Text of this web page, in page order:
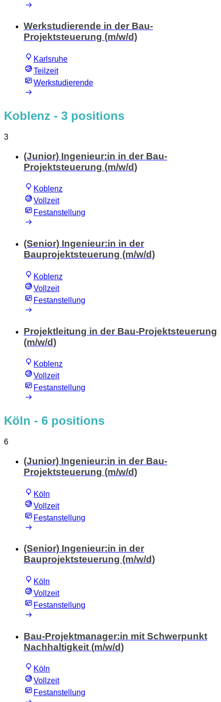
Werkstudierende in der Bau-
Projektsteuerung (m/w/d)
Karlsruhe
Teilzeit
Werkstudierende
Koblenz - 3 positions
3
(Junior) Ingenieur:in in der Bau-
Projektsteuerung (m/w/d)
Koblenz
Vollzeit
Festanstellung
(Senior) Ingenieur:in in der
Bauprojektsteuerung (m/w/d)
Koblenz
Vollzeit
Festanstellung
Projektleitung in der Bau-Projektsteuerung
(m/w/d)
Koblenz
Vollzeit
Festanstellung
Köln - 6 positions
6
(Junior) Ingenieur:in in der Bau-
Projektsteuerung (m/w/d)
Köln
Vollzeit
Festanstellung
(Senior) Ingenieur:in in der
Bauprojektsteuerung (m/w/d)
Köln
Vollzeit
Festanstellung
Bau-Projektmanager:in mit Schwerpunkt
Nachhaltigkeit (m/w/d)
Köln
Vollzeit
Festanstellung